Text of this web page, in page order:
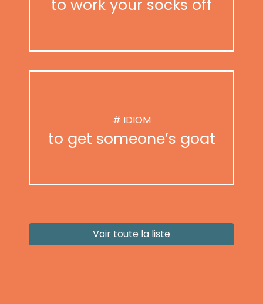
to work your socks off
# IDIOM
to get someone’s goat
Voir toute la liste